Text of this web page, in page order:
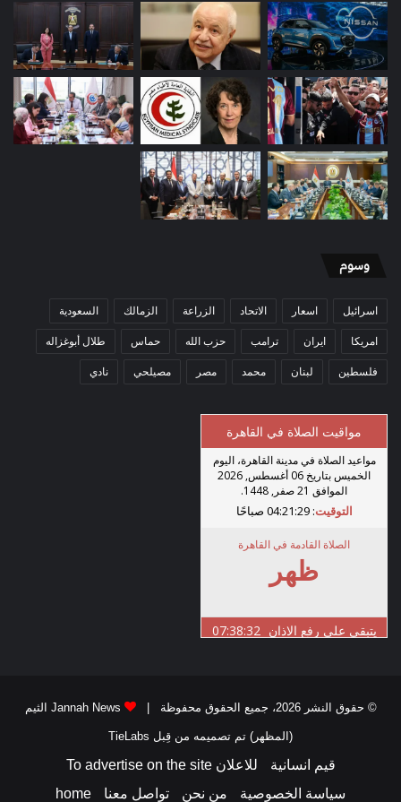
وسوم
اسرائيل اسعار الاتحاد الزراعة الزمالك السعودية
امريكا ايران ترامب حزب الله حماس طلال أبوغزاله
فلسطين لبنان محمد مصر مصيلحي نادي
© حقوق النشر 2026، جميع الحقوق محفوظة | Jannah News الثيم
(المظهر) تم تصميمه من قِبل TieLabs
قيم انسانية
للاعلان To advertise on the site
سياسة الخصوصية
من نحن تواصل معنا home